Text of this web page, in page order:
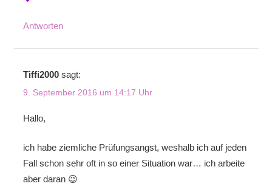
Antworten
Tiffi2000 sagt:
9. September 2016 um 14:17 Uhr
Hallo,
ich habe ziemliche Prüfungsangst, weshalb ich auf jeden
Fall schon sehr oft in so einer Situation war… ich arbeite
aber daran 😉